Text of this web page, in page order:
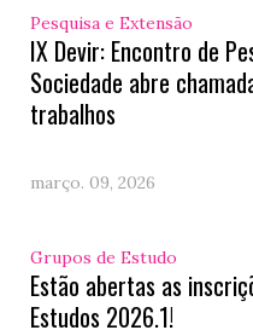
Pesquisa e Extensão
IX Devir: Encontro de
Sociedade abre
trabalhos
março. 09, 2026
Grupos de Estudo
Estão abertas as
Estudos 2026.1!